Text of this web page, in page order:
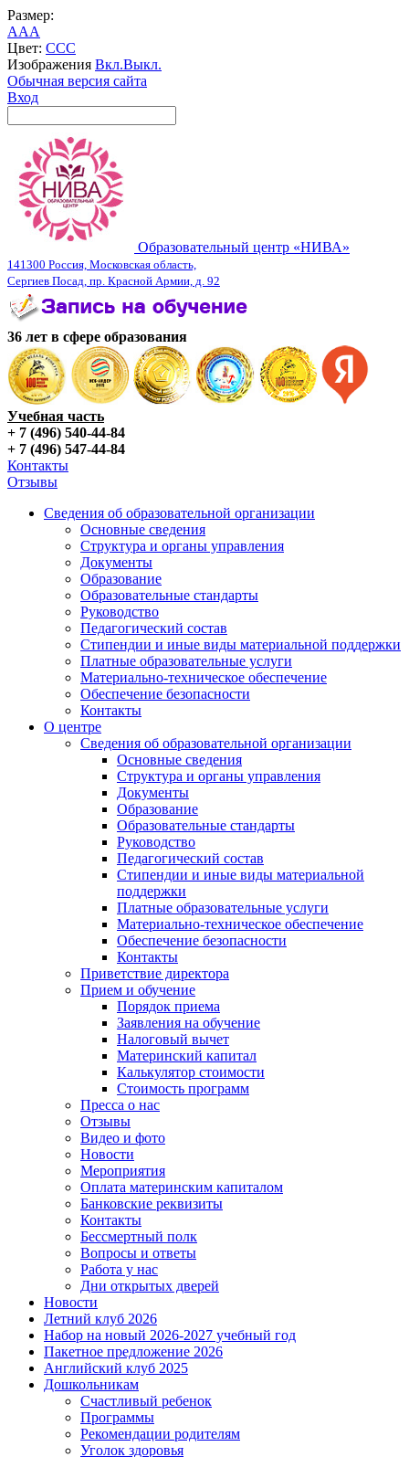
Размер:
AAA
Цвет: CCC
Изображения Вкл.Выкл.
Обычная версия сайта
Вход
Образовательный центр «НИВА»
141300 Россия, Московская область,
Сергиев Посад, пр. Красной Армии, д. 92
36 лет в сфере образования
Учебная часть
+ 7 (496) 540-44-84
+ 7 (496) 547-44-84
Контакты
Отзывы
Сведения об образовательной организации
Основные сведения
Структура и органы управления
Документы
Образование
Образовательные стандарты
Руководство
Педагогический состав
Стипендии и иные виды материальной поддержки
Платные образовательные услуги
Материально-техническое обеспечение
Обеспечение безопасности
Контакты
О центре
Сведения об образовательной организации
Основные сведения
Структура и органы управления
Документы
Образование
Образовательные стандарты
Руководство
Педагогический состав
Стипендии и иные виды материальной
поддержки
Платные образовательные услуги
Материально-техническое обеспечение
Обеспечение безопасности
Контакты
Приветствие директора
Прием и обучение
Порядок приема
Заявления на обучение
Налоговый вычет
Материнский капитал
Калькулятор стоимости
Стоимость программ
Пресса о нас
Отзывы
Видео и фото
Новости
Мероприятия
Оплата материнским капиталом
Банковские реквизиты
Контакты
Бессмертный полк
Вопросы и ответы
Работа у нас
Дни открытых дверей
Новости
Летний клуб 2026
Набор на новый 2026-2027 учебный год
Пакетное предложение 2026
Английский клуб 2025
Дошкольникам
Счастливый ребенок
Программы
Рекомендации родителям
Уголок здоровья